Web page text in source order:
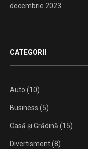
decembrie 2023
CATEGORII
Auto (10)
Business (5)
Casă și Grădină (15)
Divertisment(8)